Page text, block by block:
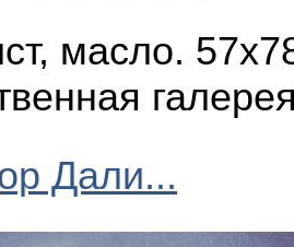
масло.
Дали...